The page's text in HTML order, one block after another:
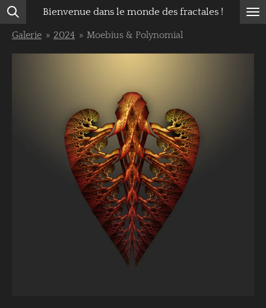
Passer
au
Bienvenue dans le monde des fractales !
Galerie » 2024 » Moebius & Polynomial